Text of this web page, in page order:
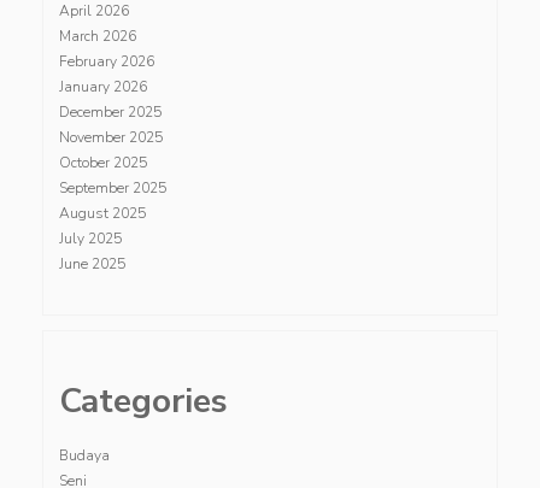
April 2026
March 2026
February 2026
January 2026
December 2025
November 2025
October 2025
September 2025
August 2025
July 2025
June 2025
Categories
Budaya
Seni